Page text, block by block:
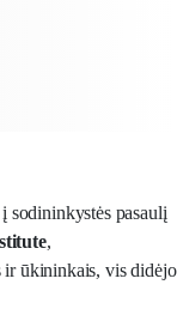
sodininkystės pasaulį
,
ir ūkininkais, vis didėjo